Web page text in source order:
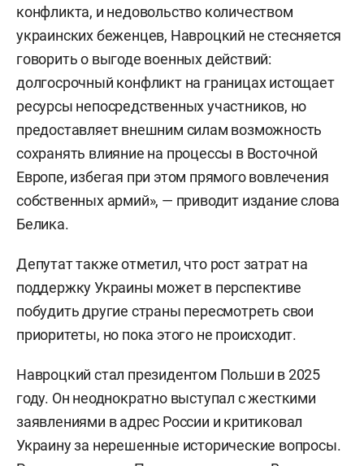
конфликта, и недовольство количеством
украинских беженцев, Навроцкий не стесняется
говорить о выгоде военных действий:
долгосрочный конфликт на границах истощает
ресурсы непосредственных участников, но
предоставляет внешним силам возможность
сохранять влияние на процессы в Восточной
Европе, избегая при этом прямого вовлечения
собственных армий», — приводит издание слова
Белика.
Депутат также отметил, что рост затрат на
поддержку Украины может в перспективе
побудить другие страны пересмотреть свои
приоритеты, но пока этого не происходит.
Навроцкий стал президентом Польши в 2025
году. Он неоднократно выступал с жесткими
заявлениями в адрес России и критиковал
Украину за нерешенные исторические вопросы.